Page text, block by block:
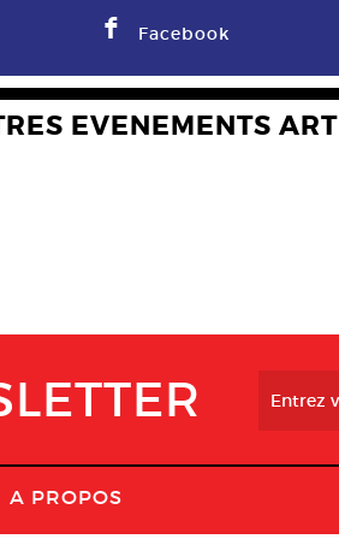
F Facebook
EVENEMENTS ART
A PROPOS